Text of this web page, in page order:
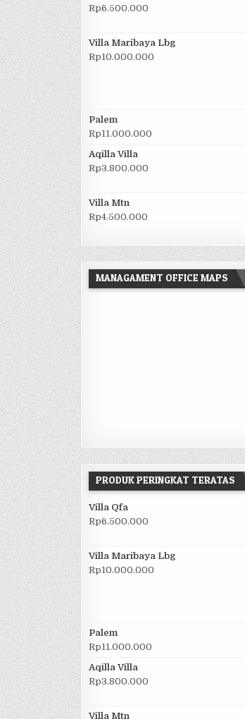
Rp6.500.000
Villa Maribaya Lbg
Rp10.000.000
Palem
Rp11.000.000
Aqilla Villa
Rp3.800.000
Villa Mtn
Rp4.500.000
MANAGAMENT OFFICE MAPS
PRODUK PERINGKAT TERATAS
Villa Qfa
Rp6.500.000
Villa Maribaya Lbg
Rp10.000.000
Palem
Rp11.000.000
Aqilla Villa
Rp3.800.000
Villa Mtn